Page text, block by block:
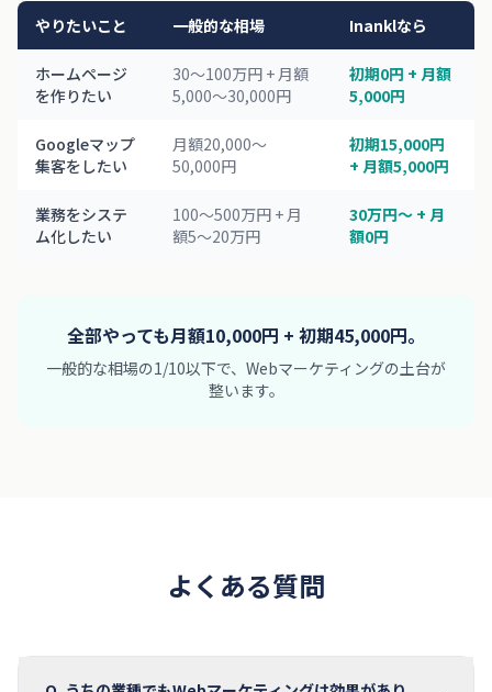
やりたいこと 一般的な相場 Inanklなら
ホームページ
を作りたい
30〜100万円 + 月額
5,000〜30,000円
初期0円 + 月額
5,000円
Googleマップ
集客をしたい
月額20,000〜
50,000円
初期15,000円
+ 月額5,000円
業務をシステ
ム化したい
100〜500万円 + 月
額5〜20万円
30万円〜 + 月
額0円
全部やっても月額10,000円 + 初期45,000円。
一般的な相場の1/10以下で、Webマーケティングの土台が
整います。
よくある質問